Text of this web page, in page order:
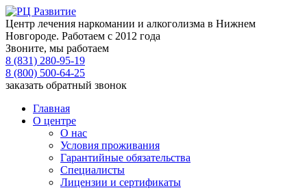
Центр лечения наркомании и алкоголизма в Нижнем
Новгороде. Работаем с 2012 года
Звоните, мы работаем
8 (831) 280-95-19
8 (800) 500-64-25
заказать обратный звонок
Главная
О центре
О нас
Условия проживания
Гарантийные обязательства
Специалисты
Лицензии и сертификаты